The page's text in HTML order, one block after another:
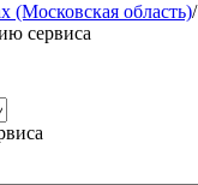
область)/
сервиса